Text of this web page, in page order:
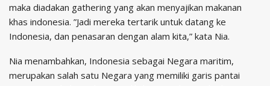
maka diadakan gathering yang akan menyajikan makanan
khas indonesia. ”Jadi mereka tertarik untuk datang ke
Indonesia, dan penasaran dengan alam kita,” kata Nia.
Nia menambahkan, Indonesia sebagai Negara maritim,
merupakan salah satu Negara yang memiliki garis pantai